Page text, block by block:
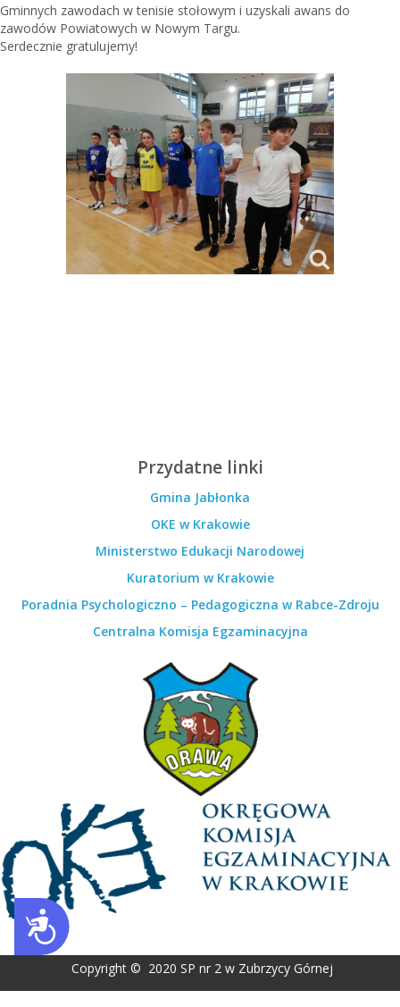
Dostępność
Gminnych zawodach w tenisie stołowym i uzyskali awans do
zawodów Powiatowych w Nowym Targu.
Serdecznie gratulujemy!
Przydatne linki
Gmina Jabłonka
OKE w Krakowie
Ministerstwo Edukacji Narodowej
Kuratorium w Krakowie
Poradnia Psychologiczno – Pedagogiczna w Rabce-Zdroju
Centralna Komisja Egzaminacyjna
Copyright © 2020 SP nr 2 w Zubrzycy Górnej